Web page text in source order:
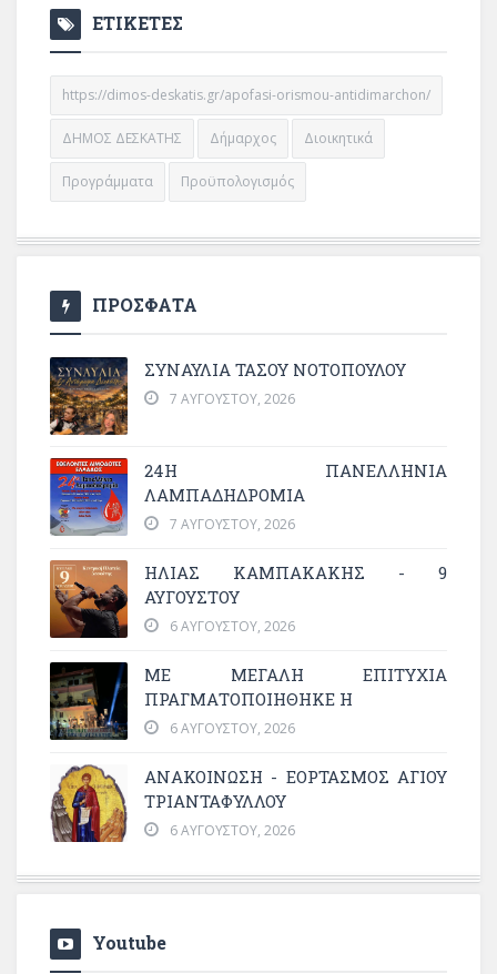
ΕΤΙΚΕΤΕΣ
https://dimos-deskatis.gr/apofasi-orismou-antidimarchon/
ΔΗΜΟΣ ΔΕΣΚΑΤΗΣ Δήμαρχος Διοικητικά
Προγράμματα Προϋπολογισμός
ΠΡΟΣΦΑΤΑ
ΣΥΝΑΥΛΙΑ ΤΑΣΟΥ ΝΟΤΟΠΟΥΛΟΥ
7 ΑΥΓΟΎΣΤΟΥ, 2026
24Η ΠΑΝΕΛΛΗΝΙΑ
ΛΑΜΠΑΔΗΔΡΟΜΙΑ
7 ΑΥΓΟΎΣΤΟΥ, 2026
ΗΛΙΑΣ ΚΑΜΠΑΚΑΚΗΣ - 9
ΑΥΓΟΥΣΤΟΥ
6 ΑΥΓΟΎΣΤΟΥ, 2026
ΜΕ ΜΕΓΆΛΗ ΕΠΙΤΥΧΊΑ
ΠΡΑΓΜΑΤΟΠΟΙΉΘΗΚΕ Η
6 ΑΥΓΟΎΣΤΟΥ, 2026
ΑΝΑΚΟΙΝΩΣΗ - ΕΟΡΤΑΣΜΟΣ ΑΓΙΟΥ
ΤΡΙΑΝΤΑΦΥΛΛΟΥ
6 ΑΥΓΟΎΣΤΟΥ, 2026
Youtube